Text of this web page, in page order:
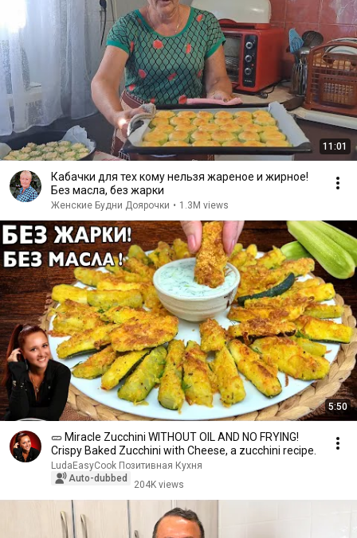
11:01
Кабачки для тех кому нельзя жареное и жирное!
Без масла, без жарки
Женские Будни Доярочки • 1.3M views
5:50
🥒 Miracle Zucchini WITHOUT OIL AND NO FRYING!
Crispy Baked Zucchini with Cheese, a zucchini recipe.
LudaEasyCook Позитивная Кухня
Auto-dubbed
204K views